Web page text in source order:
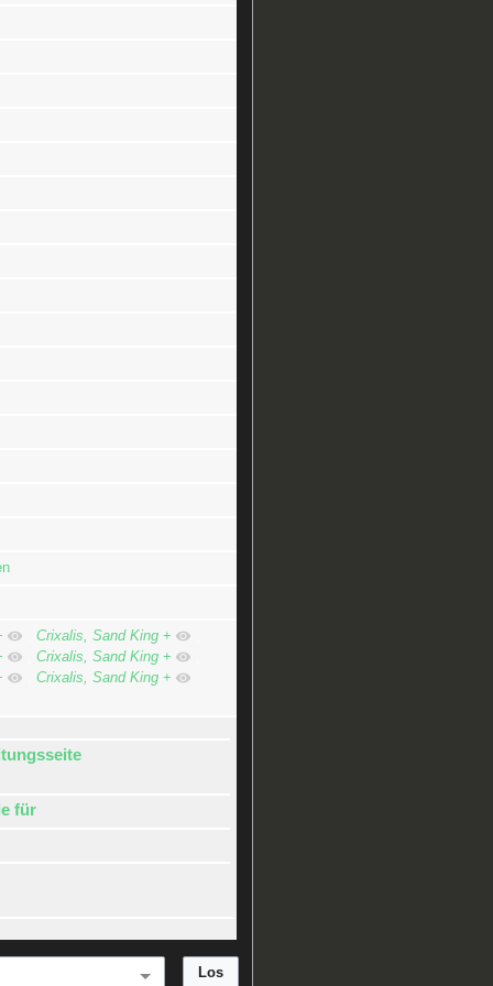
Crixalis, Sand King +
Crixalis, Sand King +
Crixalis, Sand King +
für